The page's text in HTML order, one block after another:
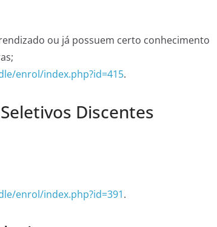
ou já possuem certo conhecimento
enrol/index.php?id=415.
Discentes
enrol/index.php?id=391.